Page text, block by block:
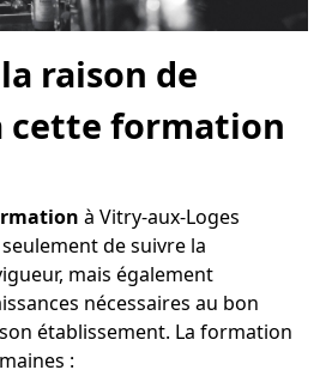
raison de
cette formation
à Vitry-aux-Loges
de suivre la
mais également
nécessaires au bon
établissement. La formation
: